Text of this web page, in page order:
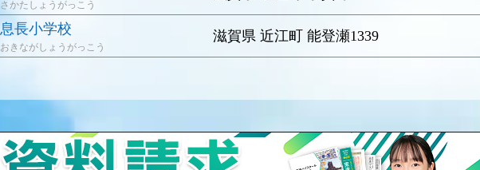
さかたしょうがっこう
息長小学校
おきながしょうがっこう
滋賀県 近江町 能登瀬1339